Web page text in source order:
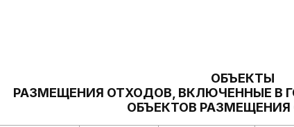
ОБЪЕКТЫ
РАЗМЕЩЕНИЯ ОТХОДОВ, ВКЛЮЧЕННЫЕ В
ОБЪЕКТОВ